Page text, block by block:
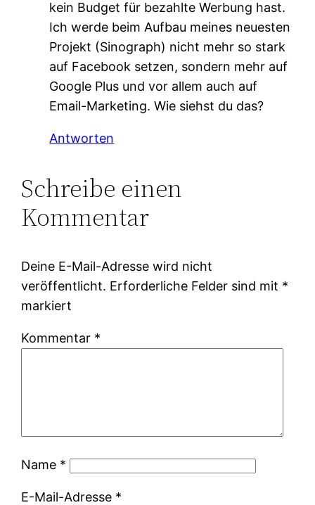
kein Budget für bezahlte Werbung hast.
Ich werde beim Aufbau meines neuesten
Projekt (Sinograph) nicht mehr so stark
auf Facebook setzen, sondern mehr auf
Google Plus und vor allem auch auf
Email-Marketing. Wie siehst du das?
Antworten
Schreibe einen
Kommentar
Deine E-Mail-Adresse wird nicht
veröffentlicht. Erforderliche Felder sind mit *
markiert
Kommentar *
Name *
E-Mail-Adresse *